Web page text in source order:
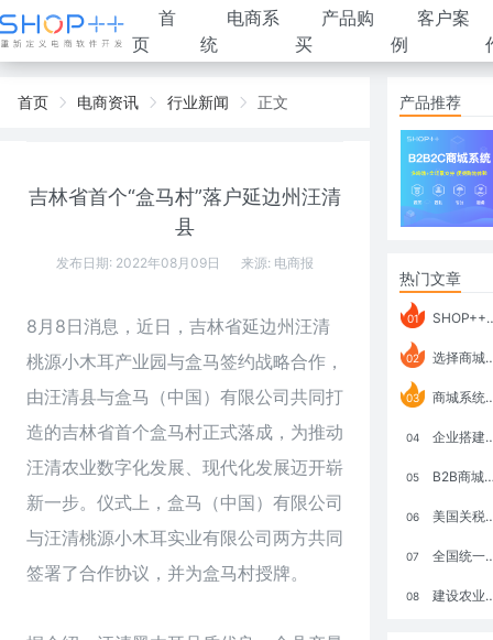
首
页
电商系
统
产品购
买
客户案
例
首页 电商资讯 行业新闻 正文
吉林省首个“盒马村”落户延边州汪清
县
发布日期: 2022年08月09日 来源: 电商报
8月8日消息，近日，吉林省延边州汪清
桃源小木耳产业园与盒马签约战略合作，
由汪清县与盒马（中国）有限公司共同打
造的吉林省首个盒马村正式落成，为推动
汪清农业数字化发展、现代化发展迈开崭
新一步。仪式上，盒马（中国）有限公司
与汪清桃源小木耳实业有限公司两方共同
签署了合作协议，并为盒马村授牌。
产品推荐
热门文章
01 SHOP++ B2B2C V9.1 全新发布 新亮点
02 选择商城系统要考虑哪些问题？
03 商城系统如何打通跨境电商模式？
04 企业搭建积分商城系统要注意什么？
05 B2B商城系统搭建：开发语言、功能、优势分析
06 美国关税政策冲击全球电商格局：五大类平台受重创，转型与自救成关键
07 全国统一大市场：电商如何掘金新蓝海？
08 建设农业强国，网上商城来助力！